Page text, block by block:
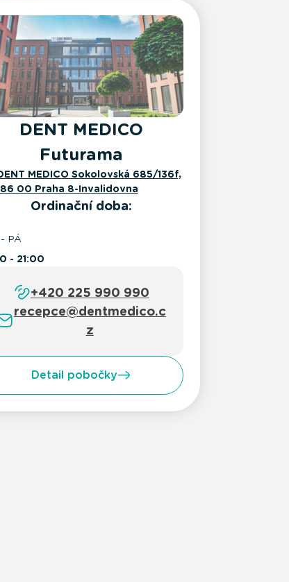
DENT MEDICO
Futurama
MEDICO Sokolovská 685/136f,
00 Praha 8-Invalidovna
Ordinační doba:
PÁ
- 21:00
+420 225 990 990
recepce@dentmedico.c
z
Detail pobočky